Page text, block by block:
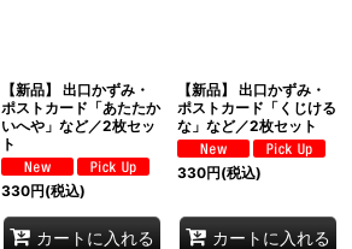
【新品】 出口かずみ・
ポストカード「あたたか
いへや」など／2枚セッ
ト
330円(税込)
カートに入れる
【新品】 出口かずみ・
ポストカード「くじける
な」など／2枚セット
330円(税込)
カートに入れる